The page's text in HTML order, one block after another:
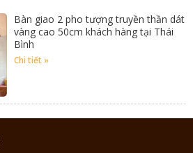
Bàn giao 2 pho tượng truyền thần dát
vàng cao 50cm khách hàng tại Thái
Bình
Chi tiết »